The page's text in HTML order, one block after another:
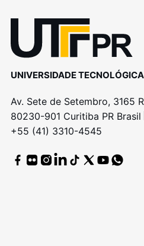
UNIVERSIDADE
Av. Sete de Setembro, 3165
80230-901 Curitiba PR
+55 (41) 3310-4545